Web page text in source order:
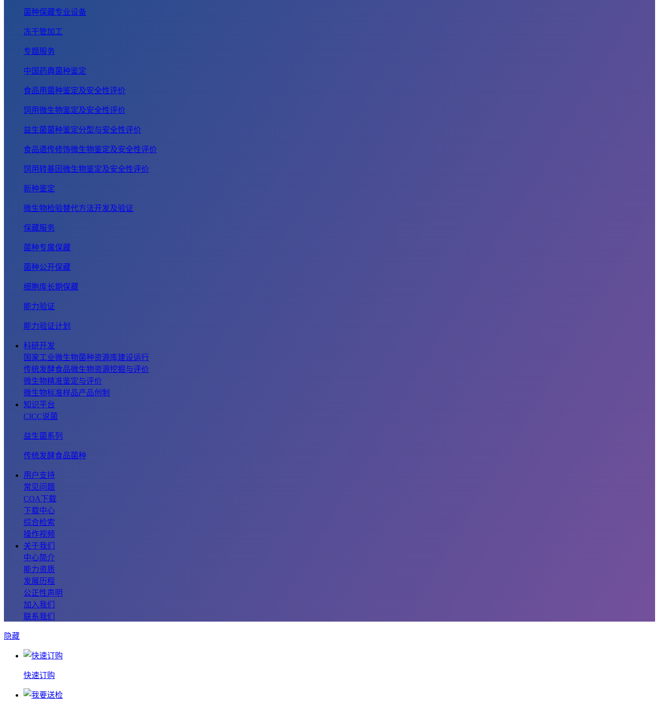
菌种保藏专业设备
冻干管加工
专题服务
中国药典菌种鉴定
食品用菌种鉴定及安全性评价
饲用微生物鉴定及安全性评价
益生菌菌种鉴定分型与安全性评价
食品遗传修饰微生物鉴定及安全性评价
饲用转基因微生物鉴定及安全性评价
新种鉴定
微生物检验替代方法开发及验证
保藏服务
菌种专属保藏
菌种公开保藏
细胞库长期保藏
能力验证
能力验证计划
科研开发
国家工业微生物菌种资源库建设运行
传统发酵食品微生物资源挖掘与评价
微生物精准鉴定与评价
微生物标准样品产品创制
知识平台
CICC说菌
益生菌系列
传统发酵食品菌种
用户支持
常见问题
COA下载
下载中心
综合检索
操作视频
关于我们
中心简介
能力资质
发展历程
公正性声明
加入我们
联系我们
隐藏
快速订购